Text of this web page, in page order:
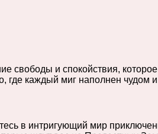
свободы и спокойствия,
где каждый миг наполнен чудом
в интригующий мир